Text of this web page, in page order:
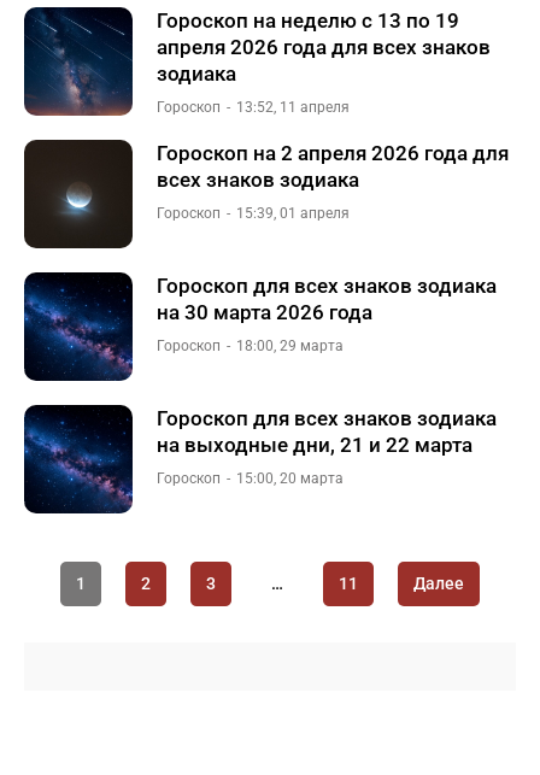
Гороскоп на неделю с 13 по 19
апреля 2026 года для всех знаков
зодиака
Гороскоп 13:52, 11 апреля
Гороскоп на 2 апреля 2026 года для
всех знаков зодиака
Гороскоп 15:39, 01 апреля
Гороскоп для всех знаков зодиака
на 30 марта 2026 года
Гороскоп 18:00, 29 марта
Гороскоп для всех знаков зодиака
на выходные дни, 21 и 22 марта
Гороскоп 15:00, 20 марта
1 2 3 … 11 Далее